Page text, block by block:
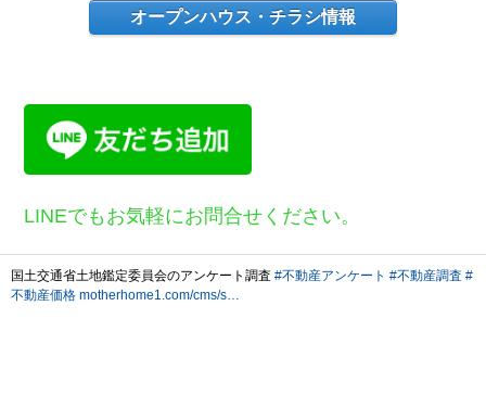
オープンハウス・チラシ情報
LINEでもお気軽にお問合せください。